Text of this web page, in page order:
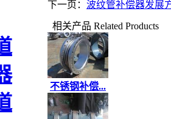
下一页： 波纹管补偿器发展
相关产品 Related Products
不锈钢补偿...